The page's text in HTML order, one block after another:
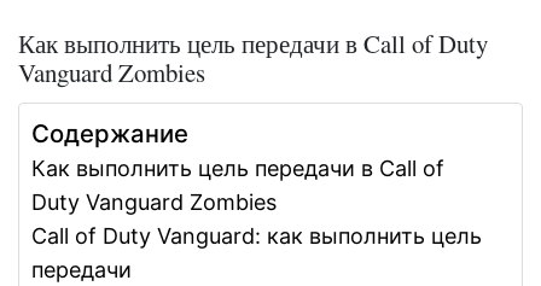
Как выполнить цель передачи в Call of Duty
Vanguard Zombies
Содержание
Как выполнить цель передачи в Call of
Duty Vanguard Zombies
Call of Duty Vanguard: как выполнить цель
передачи